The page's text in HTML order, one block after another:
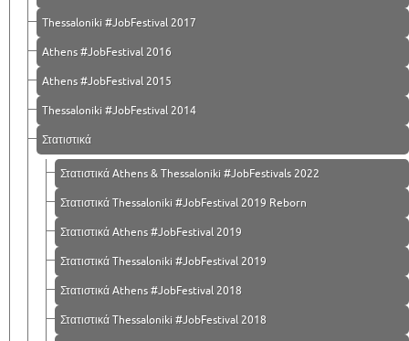
Τhessaloniki #JobFestival 2017
Athens #JobFestival 2016
Athens #JobFestival 2015
Thessaloniki #JobFestival 2014
Στατιστικά
Στατιστικά Athens & Thessaloniki #JobFestivals 2022
Στατιστικά Thessaloniki #JobFestival 2019 Reborn
Στατιστικά Athens #JobFestival 2019
Στατιστικά Thessaloniki #JobFestival 2019
Στατιστικά Athens #JobFestival 2018
Στατιστικά Thessaloniki #JobFestival 2018